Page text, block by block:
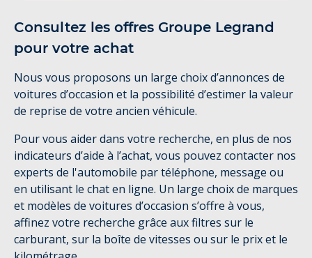
Consultez les offres Groupe Legrand
pour votre achat
Nous vous proposons un large choix d’annonces de
voitures d’occasion et la possibilité d’estimer la valeur
de reprise de votre ancien véhicule.
Pour vous aider dans votre recherche, en plus de nos
indicateurs d’aide à l’achat, vous pouvez contacter nos
experts de l'automobile par téléphone, message ou
en utilisant le chat en ligne. Un large choix de marques
et modèles de voitures d’occasion s’offre à vous,
affinez votre recherche grâce aux filtres sur le
carburant, sur la boîte de vitesses ou sur le prix et le